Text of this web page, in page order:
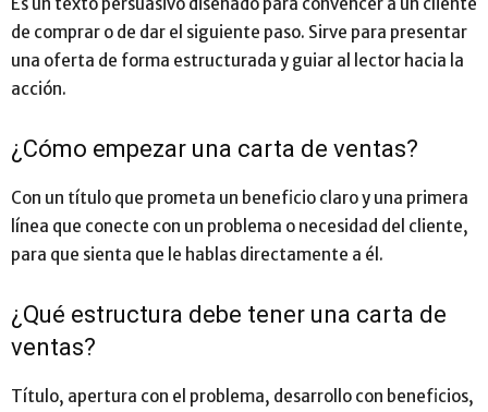
de comprar o de dar el siguiente paso. Sirve para presentar
una oferta de forma estructurada y guiar al lector hacia la
acción.
¿Cómo empezar una carta de ventas?
Con un título que prometa un beneficio claro y una primera
línea que conecte con un problema o necesidad del cliente,
para que sienta que le hablas directamente a él.
¿Qué estructura debe tener una carta de
ventas?
Título, apertura con el problema, desarrollo con beneficios,